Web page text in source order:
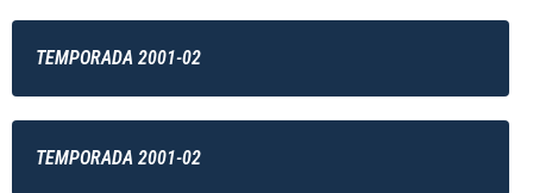
TEMPORADA 2001-02
TEMPORADA 2001-02